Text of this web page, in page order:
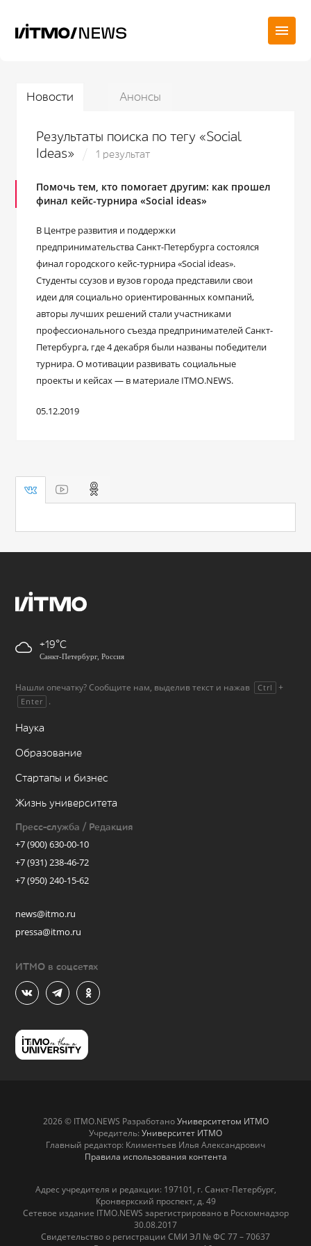
Новости Анонсы
Результаты поиска по тегу «Social
Ideas»
1 результат
Помочь тем, кто помогает другим: как прошел
финал кейс-турнира «Social ideas»
В Центре развития и поддержки
предпринимательства Санкт-Петербурга состоялся
финал городского кейс-турнира «Social ideas».
Студенты ссузов и вузов города представили свои
идеи для социально ориентированных компаний,
авторы лучших решений стали участниками
профессионального съезда предпринимателей Санкт-
Петербурга, где 4 декабря были названы победители
турнира. О мотивации развивать социальные
проекты и кейсах — в материале ITMO.NEWS.
05.12.2019
+19
Санкт-Петербург, Россия
Нашли опечатку? Сообщите нам, выделив текст и нажав Ctrl +
Enter .
Наука
Образование
Стартапы и бизнес
Жизнь университета
Пресс-служба / Редакция
+7 (900) 630-00-10
+7 (931) 238-46-72
+7 (950) 240-15-62
news@itmo.ru
pressa@itmo.ru
ИТМО в соцсетях
2026 © ITMO.NEWS РазработаноУниверситетом ИТМО
Учредитель: Университет ИТМО
Главный редактор: Климентьев Илья Александрович
Правила использования контента
Адрес учредителя и редакции: 197101, г. Санкт-Петербург,
Кронверкский проспект, д. 49
Сетевое издание ITMO.NEWS зарегистрировано в Роскомнадзор
30.08.2017
Свидетельство о регистрации СМИ ЭЛ № ФС 77 – 70637